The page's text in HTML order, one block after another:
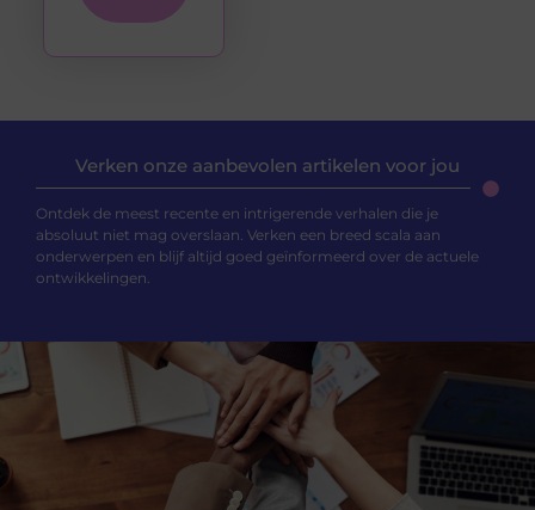
Verken onze aanbevolen artikelen voor jou
Ontdek de meest recente en intrigerende verhalen die je
absoluut niet mag overslaan. Verken een breed scala aan
onderwerpen en blijf altijd goed geïnformeerd over de actuele
ontwikkelingen.